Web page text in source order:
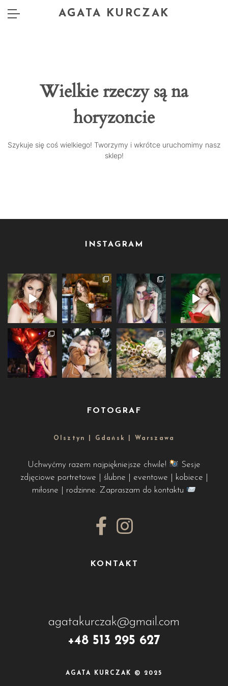
AGATA KURCZAK
Wielkie rzeczy są na
horyzoncie
Szykuje się coś wielkiego! Tworzymy i wkrótce uruchomimy nasz
sklep!
INSTAGRAM
FOTOGRAF
Olsztyn | Gdańsk | Warszawa
Uchwyćmy razem najpiękniejsze chwile!
Sesje
zdjęciowe portretowe | ślubne | eventowe | kobiece |
miłosne | rodzinne. Zapraszam do kontaktu
KONTAKT
agatakurczak@gmail.com
+48 513 295 627
AGATA KURCZAK © 2025